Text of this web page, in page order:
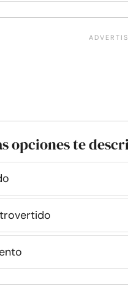
opciones te